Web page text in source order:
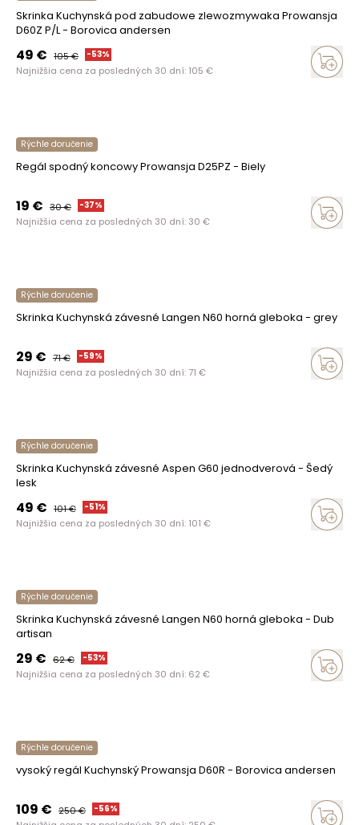
Skrinka Kuchynská pod zabudowe zlewozmywaka Prowansja
D60Z P/L - Borovica andersen
49 € 105€ -53%
Najnižšia cena za posledných 30 dní: 105 €
Rýchle doručenie
Regál spodný koncowy Prowansja D25PZ - Biely
19 € 30€ -37%
Najnižšia cena za posledných 30 dní: 30 €
Rýchle doručenie
Skrinka Kuchynská závesné Langen N60 horná gleboka - grey
29 € 71€ -59%
Najnižšia cena za posledných 30 dní: 71 €
Rýchle doručenie
Skrinka Kuchynská závesné Aspen G60 jednodverová - Šedý
lesk
49 € 101€ -51%
Najnižšia cena za posledných 30 dní: 101 €
Rýchle doručenie
Skrinka Kuchynská závesné Langen N60 horná gleboka - Dub
artisan
29 € 62€ -53%
Najnižšia cena za posledných 30 dní: 62 €
Rýchle doručenie
vysoký regál Kuchynský Prowansja D60R - Borovica andersen
109 € 250€ -56%